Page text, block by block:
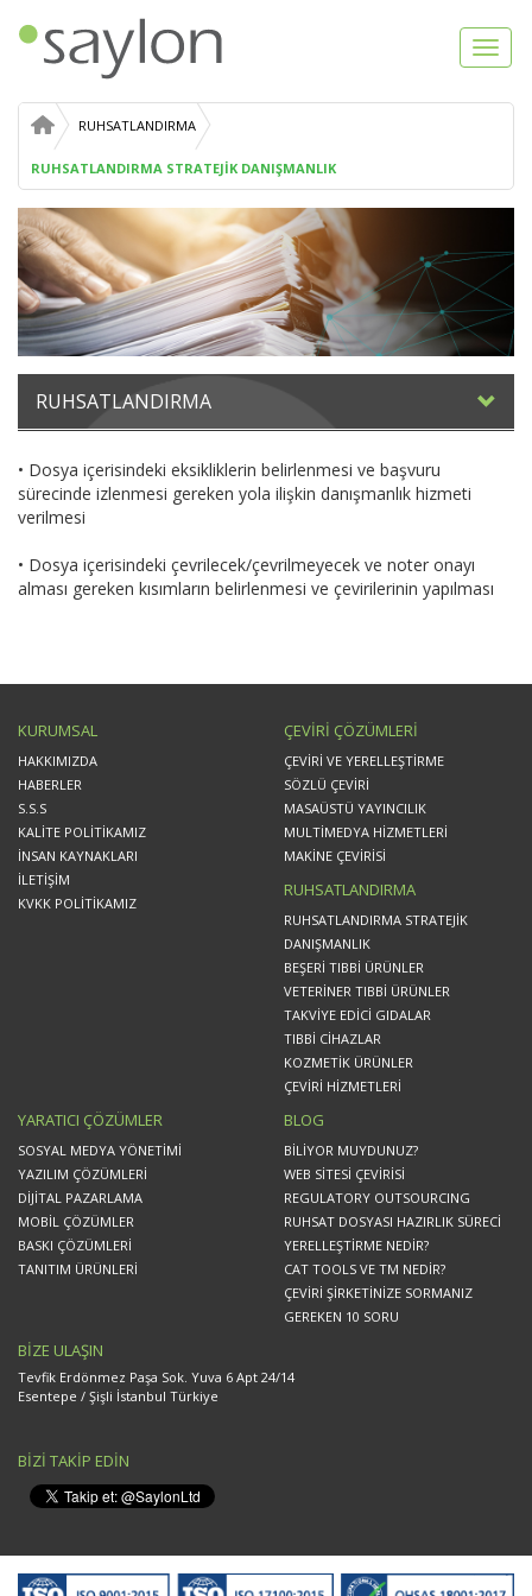
RUHSATLANDIRMA
RUHSATLANDIRMA STRATEJİK DANIŞMANLIK
RUHSATLANDIRMA
• Dosya içerisindeki eksikliklerin belirlenmesi ve başvuru
sürecinde izlenmesi gereken yola ilişkin danışmanlık hizmeti
verilmesi
• Dosya içerisindeki çevrilecek/çevrilmeyecek ve noter onayı
alması gereken kısımların belirlenmesi ve çevirilerinin yapılması
KURUMSAL
HAKKIMIZDA
HABERLER
S.S.S
KALİTE POLİTİKAMIZ
İNSAN KAYNAKLARI
İLETİŞİM
KVKK POLİTİKAMIZ
ÇEVİRİ ÇÖZÜMLERİ
ÇEVİRİ VE YERELLEŞTİRME
SÖZLÜ ÇEVİRİ
MASAÜSTÜ YAYINCILIK
MULTİMEDYA HİZMETLERİ
MAKİNE ÇEVİRİSİ
RUHSATLANDIRMA
RUHSATLANDIRMA STRATEJİK
DANIŞMANLIK
BEŞERİ TIBBİ ÜRÜNLER
VETERİNER TIBBİ ÜRÜNLER
TAKVİYE EDİCİ GIDALAR
TIBBİ CİHAZLAR
KOZMETİK ÜRÜNLER
ÇEVİRİ HİZMETLERİ
YARATICI ÇÖZÜMLER
SOSYAL MEDYA YÖNETİMİ
YAZILIM ÇÖZÜMLERİ
DİJİTAL PAZARLAMA
MOBİL ÇÖZÜMLER
BASKI ÇÖZÜMLERİ
TANITIM ÜRÜNLERİ
BLOG
BİLİYOR MUYDUNUZ?
WEB SİTESİ ÇEVİRİSİ
REGULATORY OUTSOURCING
RUHSAT DOSYASI HAZIRLIK SÜRECİ
YERELLEŞTİRME NEDİR?
CAT TOOLS VE TM NEDİR?
ÇEVİRİ ŞİRKETİNİZE SORMANIZ
GEREKEN 10 SORU
BİZE ULAŞIN
Tevfik Erdönmez Paşa Sok. Yuva 6 Apt 24/14
Esentepe / Şişli İstanbul Türkiye
BİZİ TAKİP EDİN